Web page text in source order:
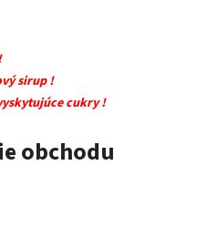
sirup !
cukry !
obchodu